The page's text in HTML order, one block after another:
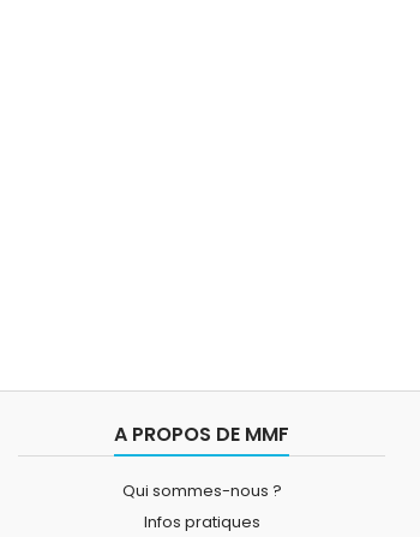
A PROPOS DE MMF
Qui sommes-nous ?
Infos pratiques